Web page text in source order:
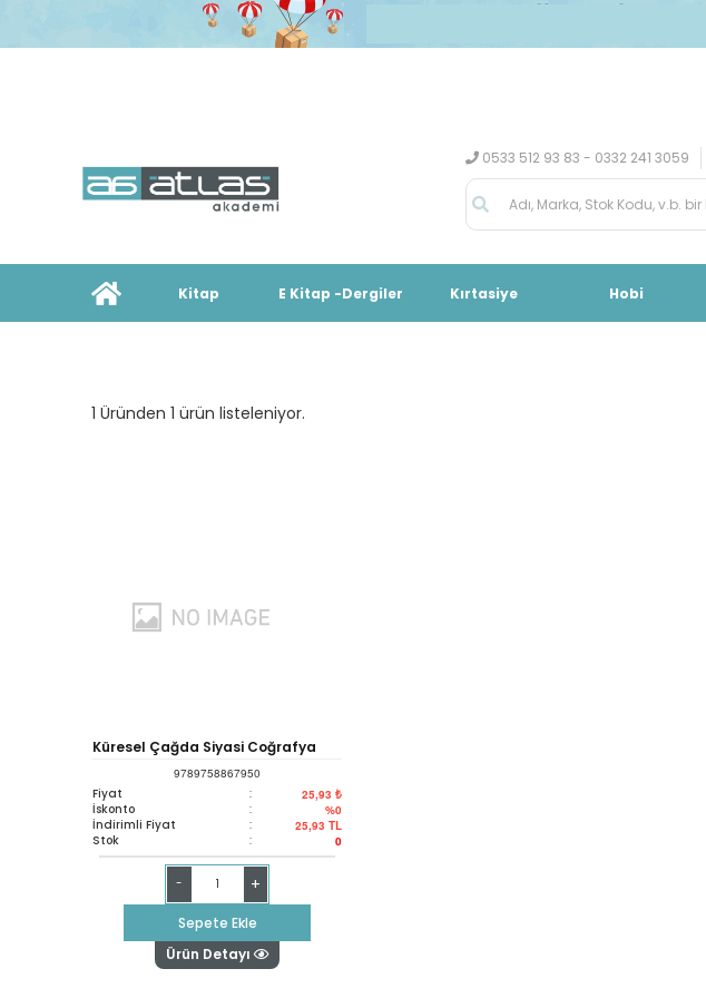
0533 512 93 83 - 0332 241 3059
Kitap E Kitap -Dergiler Kırtasiye Hobi
1 Üründen 1 ürün listeleniyor.
Küresel Çağda Siyasi Coğrafya
9789758867950
Fiyat : 25,93 ₺
İskonto : %0
İndirimli Fiyat : 25,93 TL
Stok : 0
- +
Sepete Ekle
Ürün Detayı